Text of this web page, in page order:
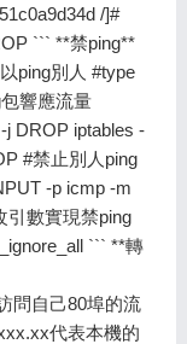
/]#
``` **禁ping**
ping別人 #type
響應流量
j DROP iptables -
#禁止別人ping
-p icmp -m
引數實現禁ping
``` **轉
問自己80埠的流
代表本機的